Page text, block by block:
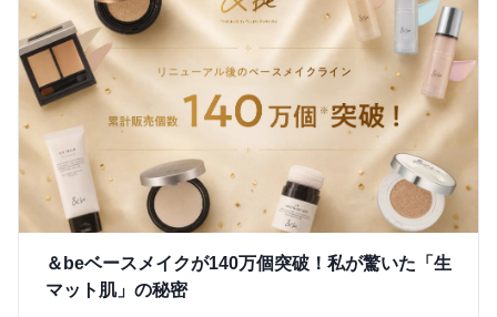
＆beベースメイクが140万個突破！私が驚いた「生
マット肌」の秘密